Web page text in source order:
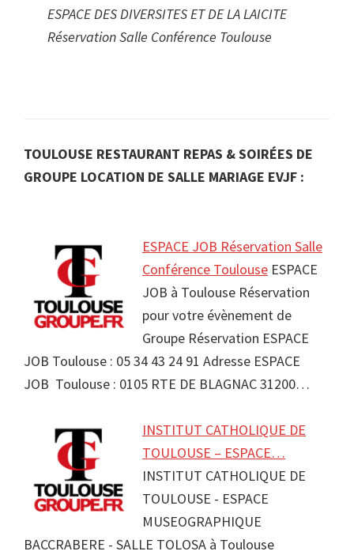
ESPACE DES DIVERSITES ET DE LA LAICITE
Réservation Salle Conférence Toulouse
TOULOUSE RESTAURANT REPAS & SOIRÉES DE
GROUPE LOCATION DE SALLE MARIAGE EVJF :
ESPACE JOB Réservation Salle
Conférence Toulouse ESPACE
JOB à Toulouse Réservation
pour votre évènement de
Groupe Réservation ESPACE
JOB Toulouse : 05 34 43 24 91 Adresse ESPACE
JOB Toulouse : 0105 RTE DE BLAGNAC 31200…
INSTITUT CATHOLIQUE DE
TOULOUSE – ESPACE…
INSTITUT CATHOLIQUE DE
TOULOUSE - ESPACE
MUSEOGRAPHIQUE
BACCRABERE - SALLE TOLOSA à Toulouse